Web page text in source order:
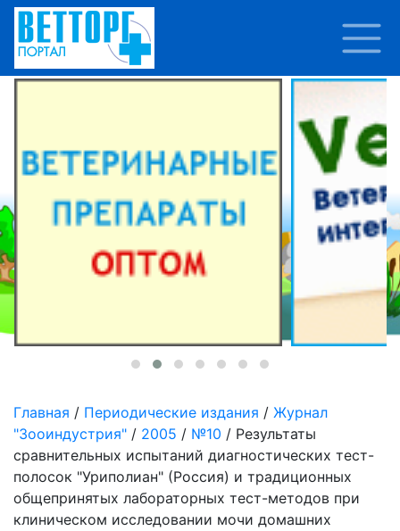
Главная / Периодические издания / Журнал
"Зооиндустрия" / 2005 / №10 / Результаты
сравнительных испытаний диагностических тест-
полосок "Уриполиан" (Россия) и традиционных
общепринятых лабораторных тест-методов при
клиническом исследовании мочи домашних